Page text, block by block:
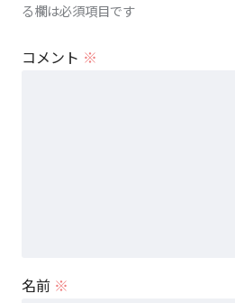
る欄は必須項目です
コメント ※
名前 ※